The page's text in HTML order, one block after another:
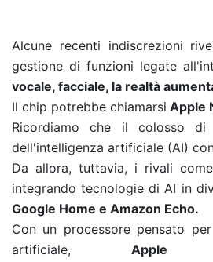
Alcune recenti indiscrezioni
gestione di funzioni legate
vocale, facciale, la realtà
Il chip potrebbe chiamarsi Apple
Ricordiamo che il colosso
dell'intelligenza artificiale (AI)
Da allora, tuttavia, i rivali
integrando tecnologie di AI in
Google Home e Amazon Echo.
Con un processore pensato
artificiale,Apple